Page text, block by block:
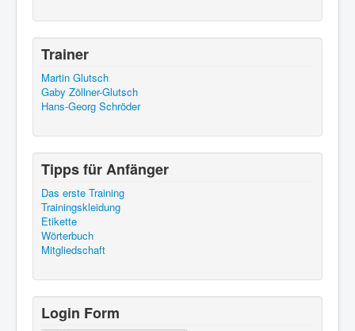
Trainer
Martin Glutsch
Gaby Zöllner-Glutsch
Hans-Georg Schröder
Tipps für Anfänger
Das erste Training
Trainingskleidung
Etikette
Wörterbuch
Mitgliedschaft
Login Form